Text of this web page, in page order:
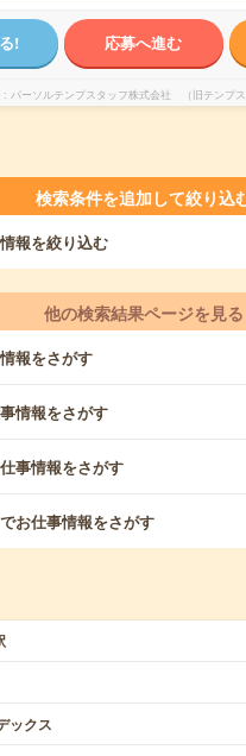
! 応募へ進む
パーソルテンプスタッフ株式会社 （旧テンプス
検索条件を追加して絞り込
報を絞り込む
他の検索結果ページを見る
報をさがす
情報をさがす
事情報をさがす
でお仕事情報をさがす
ックス